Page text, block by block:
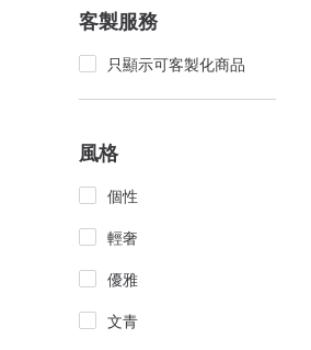
客製服務
只顯示可客製化商品
風格
個性
輕奢
優雅
文青